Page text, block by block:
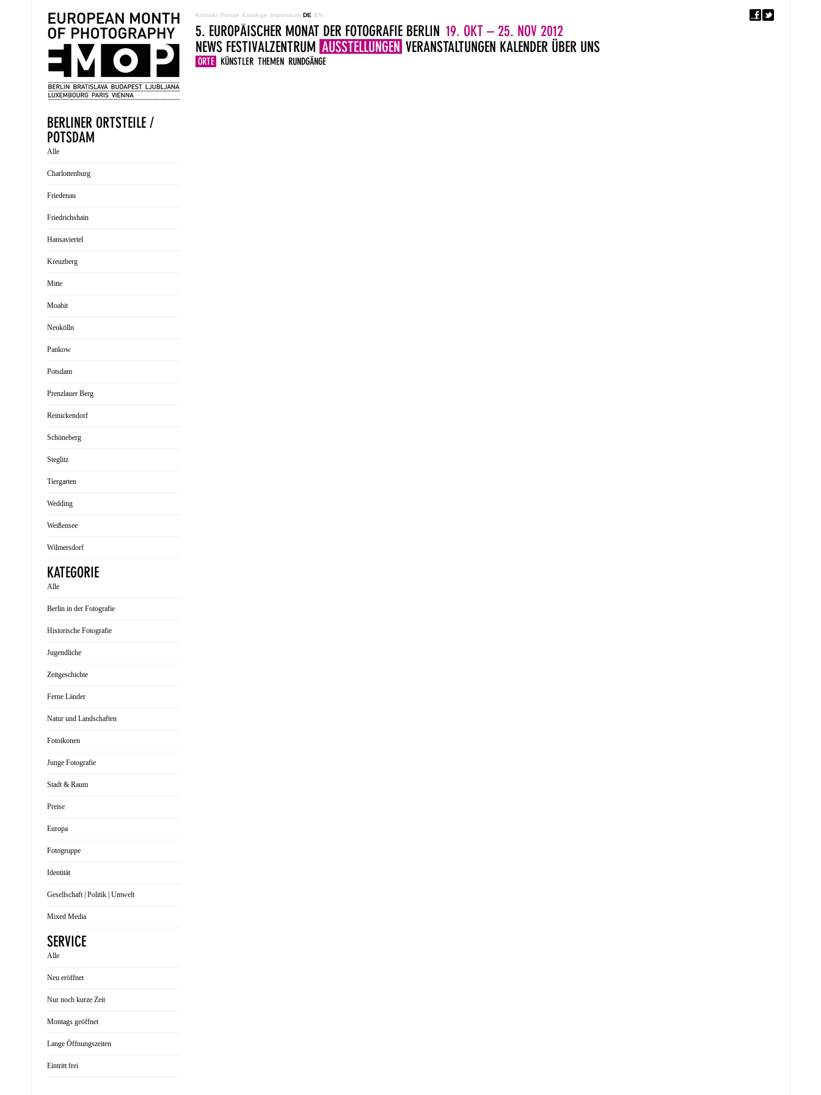
Kontakt Presse Kataloge Impressum DE EN 5. EUROPÄISCHER
5. EUROPÄISCHER MONAT DER FOTOGRAFIE BERLIN 19. OKT – 25. NOV 2012
NEWS FESTIVALZENTRUM AUSSTELLUNGEN
ORTE KÜNSTLER THEMEN RUNDGÄNGE
VERANSTALTUNGEN KALENDER ÜBER UNS
BERLINER ORTSTEILE /
POTSDAM
Alle
Charlottenburg
Friedenau
Friedrichshain
Hansaviertel
Kreuzberg
Mitte
Moabit
Neukölln
Pankow
Potsdam
Prenzlauer Berg
Reinickendorf
Schöneberg
Steglitz
Tiergarten
Wedding
Weißensee
Wilmersdorf
KATEGORIE
Alle
Berlin in der Fotografie
Historische Fotografie
Jugendliche
Zeitgeschichte
Ferne Länder
Natur und Landschaften
Fotoikonen
Junge Fotografie
Stadt & Raum
Preise
Europa
Fotogruppe
Identität
Gesellschaft | Politik | Umwelt
Mixed Media
SERVICE
Alle
Neu eröffnet
Nur noch kurze Zeit
Montags geöffnet
Lange Öffnungszeiten
Eintritt frei